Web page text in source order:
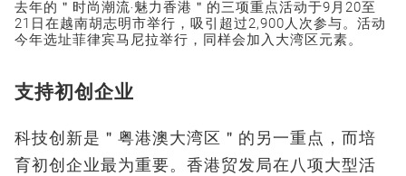
去年的＂时尚潮流‧魅力香港＂的三项重点活动于9月20至
21日在越南胡志明市举行，吸引超过2,900人次参与。活动
今年选址菲律宾马尼拉举行，同样会加入大湾区元素。
支持初创企业
科技创新是＂粤港澳大湾区＂的另一重点，而培
育初创企业最为重要。香港贸发局在八项大型活